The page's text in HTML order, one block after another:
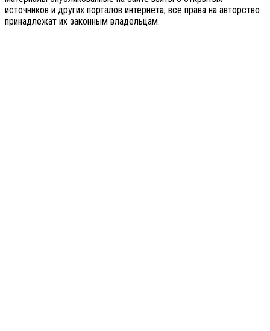
источников и других порталов интернета, все права на авторство
принадлежат их законным владельцам.